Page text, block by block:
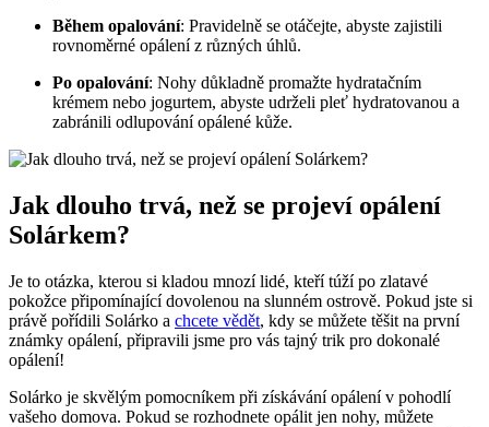
Během opalování: Pravidelně se otáčejte, abyste zajistili
rovnoměrné opálení z různých úhlů.
Po opalování: Nohy důkladně promažte hydratačním
krémem nebo jogurtem, abyste udrželi pleť hydratovanou a
zabránili odlupování opálené kůže.
Jak dlouho trvá, než se projeví opálení
Solárkem?
Je to otázka, kterou si kladou mnozí lidé, kteří túží po zlatavé
pokožce připomínající dovolenou na slunném ostrově. Pokud jste si
právě pořídili Solárko a chcete vědět, kdy se můžete těšit na první
známky opálení, připravili jsme pro vás tajný trik pro dokonalé
opálení!
Solárko je skvělým pomocníkem při získávání opálení v pohodlí
vašeho domova. Pokud se rozhodnete opálit jen nohy, můžete